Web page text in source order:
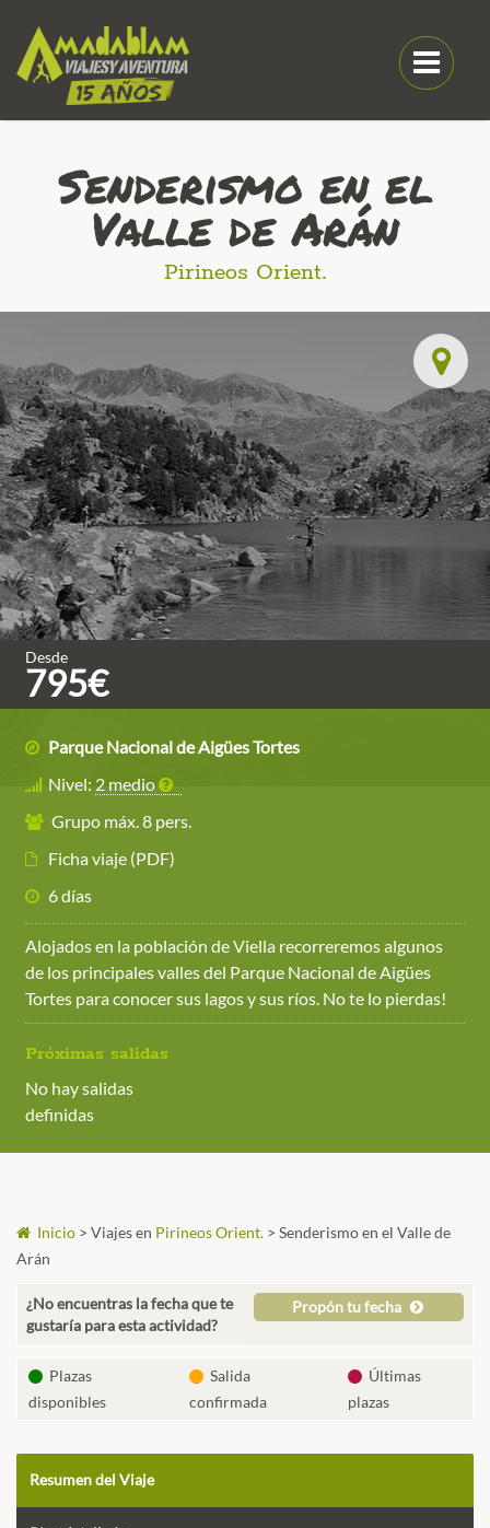
Senderismo en el
Valle de Arán
Pirineos Orient.
Desde
795€
Parque Nacional de Aigües Tortes
Nivel: 2 medio
Grupo máx. 8 pers.
Ficha viaje (PDF)
6 días
Alojados en la población de Viella recorreremos algunos
de los principales valles del Parque Nacional de Aigües
Tortes para conocer sus lagos y sus ríos. No te lo pierdas!
Próximas salidas
No hay salidas
definidas
Inicio > Viajes en Pirineos Orient. > Senderismo en el Valle de
Arán
¿No encuentras la fecha que te
gustaría para esta actividad?
Propón tu fecha
Plazas
disponibles
Salida
confirmada
Últimas
plazas
Resumen del Viaje